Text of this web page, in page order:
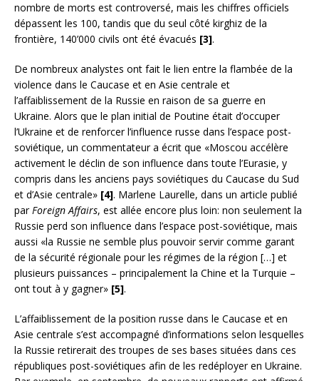
nombre de morts est controversé, mais les chiffres officiels
dépassent les 100, tandis que du seul côté kirghiz de la
frontière, 140’000 civils ont été évacués [3].
De nombreux analystes ont fait le lien entre la flambée de la
violence dans le Caucase et en Asie centrale et
l’affaiblissement de la Russie en raison de sa guerre en
Ukraine. Alors que le plan initial de Poutine était d’occuper
l’Ukraine et de renforcer l’influence russe dans l’espace post-
soviétique, un commentateur a écrit que «Moscou accélère
activement le déclin de son influence dans toute l’Eurasie, y
compris dans les anciens pays soviétiques du Caucase du Sud
et d’Asie centrale» [4]. Marlene Laurelle, dans un article publié
parForeign Affairs, est allée encore plus loin: non seulement la
Russie perd son influence dans l’espace post-soviétique, mais
aussi «la Russie ne semble plus pouvoir servir comme garant
de la sécurité régionale pour les régimes de la région […] et
plusieurs puissances – principalement la Chine et la Turquie –
ont tout à y gagner» [5].
L’affaiblissement de la position russe dans le Caucase et en
Asie centrale s’est accompagné d’informations selon lesquelles
la Russie retirerait des troupes de ses bases situées dans ces
républiques post-soviétiques afin de les redéployer en Ukraine.